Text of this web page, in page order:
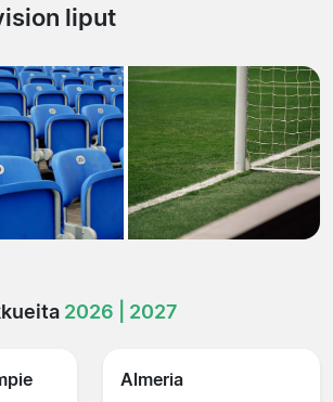
Liigat
Matkatoimistoja
liput
2026 | 2027
Almeria